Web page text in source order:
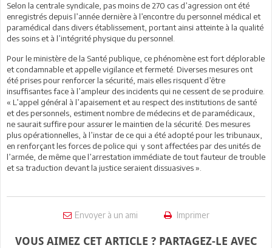
Selon la centrale syndicale, pas moins de 270 cas d’agression ont été
enregistrés depuis l’année dernière à l’encontre du personnel médical et
paramédical dans divers établissement, portant ainsi atteinte à la qualité
des soins et à l’intégrité physique du personnel.
Pour le ministère de la Santé publique, ce phénomène est fort déplorable
et condamnable et appelle vigilance et fermeté. Diverses mesures ont
été prises pour renforcer la sécurité, mais elles risquent d’être
insuffisantes face à l’ampleur des incidents qui ne cessent de se produire.
« L’appel général à l’apaisement et au respect des institutions de santé
et des personnels, estiment nombre de médecins et de paramédicaux,
ne saurait suffire pour assurer le maintien de la sécurité. Des mesures
plus opérationnelles, à l’instar de ce qui a été adopté pour les tribunaux,
en renforçant les forces de police qui y sont affectées par des unités de
l’armée, de même que l’arrestation immédiate de tout fauteur de trouble
et sa traduction devant la justice seraient dissuasives ».
Envoyer à un ami Imprimer
VOUS AIMEZ CET ARTICLE ? PARTAGEZ-LE AVEC